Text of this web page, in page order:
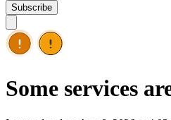
Subscribe
Some services